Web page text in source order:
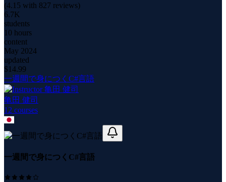
(4.15 with 827 reviews)
6.7K
students
10 hours
content
May 2024
updated
$14.99
一週間で身につくC#言語
亀田 健司
12 courses
一週間で身につくC#言語